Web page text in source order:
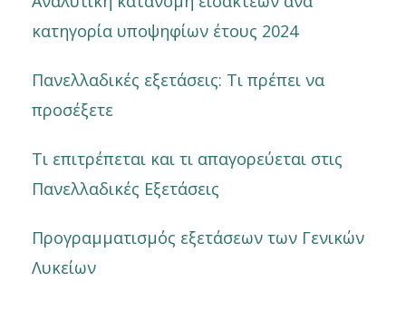
κατηγορία υποψηφίων έτους 2024
Πανελλαδικές εξετάσεις: Τι πρέπει να
προσέξετε
Τι επιτρέπεται και τι απαγορεύεται στις
Πανελλαδικές Εξετάσεις
Προγραμματισμός εξετάσεων των Γενικών
Λυκείων